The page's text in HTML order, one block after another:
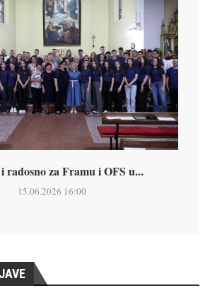
i radosno za Framu i OFS u...
15.06.2026 16:00